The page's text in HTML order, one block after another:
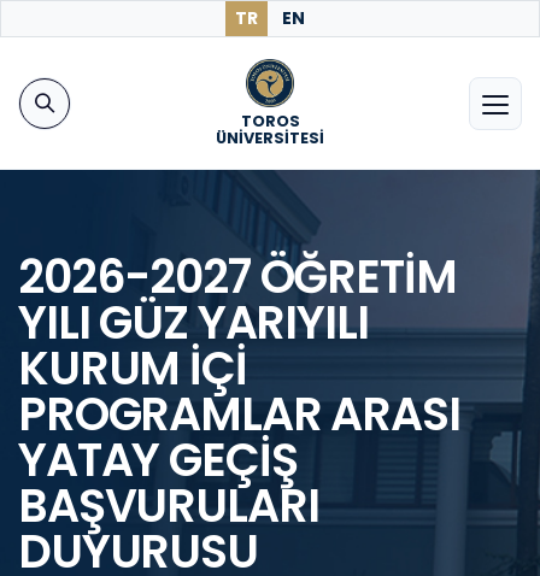
TR EN
TOROS
ÜNİVERSİTESİ
2026-2027 ÖĞRETİM
YILI GÜZ YARIYILI
KURUM İÇİ
PROGRAMLAR ARASI
YATAY GEÇİŞ
BAŞVURULARI
DUYURUSU